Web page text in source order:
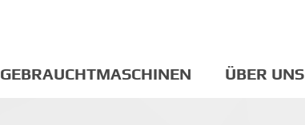
GEBRAUCHTMASCHINEN ÜBER UNS